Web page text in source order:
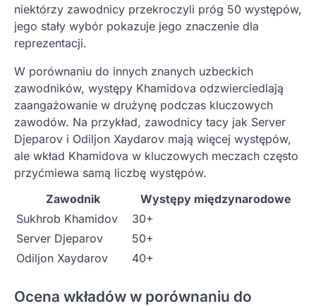
niektórzy zawodnicy przekroczyli próg 50 występów,
jego stały wybór pokazuje jego znaczenie dla
reprezentacji.
W porównaniu do innych znanych uzbeckich
zawodników, występy Khamidova odzwierciedlają
zaangażowanie w drużynę podczas kluczowych
zawodów. Na przykład, zawodnicy tacy jak Server
Djeparov i Odiljon Xaydarov mają więcej występów,
ale wkład Khamidova w kluczowych meczach często
przyćmiewa samą liczbę występów.
Zawodnik
Występy międzynarodowe
Sukhrob Khamidov
30+
Server Djeparov
50+
Odiljon Xaydarov
40+
Ocena wkładów w porównaniu do